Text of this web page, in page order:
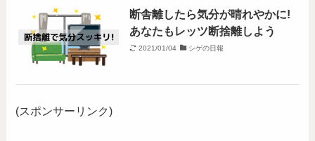
断舎離したら気分が晴れやかに!
あなたもレッツ断捨離しよう
2021/01/04 シゲの日報
(スポンサーリンク)